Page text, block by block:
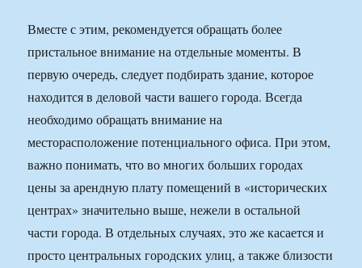
Вместе с этим, рекомендуется обращать более
пристальное внимание на отдельные моменты. В
первую очередь, следует подбирать здание, которое
находится в деловой части вашего города. Всегда
необходимо обращать внимание на
месторасположение потенциального офиса. При этом,
важно понимать, что во многих больших городах
цены за арендную плату помещений в «исторических
центрах» значительно выше, нежели в остальной
части города. В отдельных случаях, это же касается и
просто центральных городских улиц, а также близости